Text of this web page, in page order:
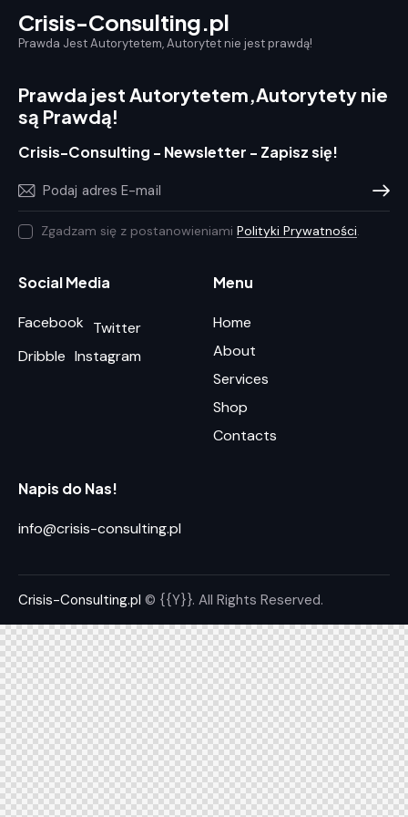
Crisis-Consulting.pl
Prawda Jest Autorytetem, Autorytet nie jest prawdą!
Prawda jest Autorytetem,Autorytety nie
są Prawdą!
Crisis-Consulting - Newsletter - Zapisz się!
Zgadzam się z postanowieniami Polityki Prywatności.
Social Media
Facebook Twitter
Dribble Instagram
Menu
Home
About
Services
Shop
Contacts
Napis do Nas!
info@crisis-consulting.pl
Crisis-Consulting.pl © {{Y}}. All Rights Reserved.